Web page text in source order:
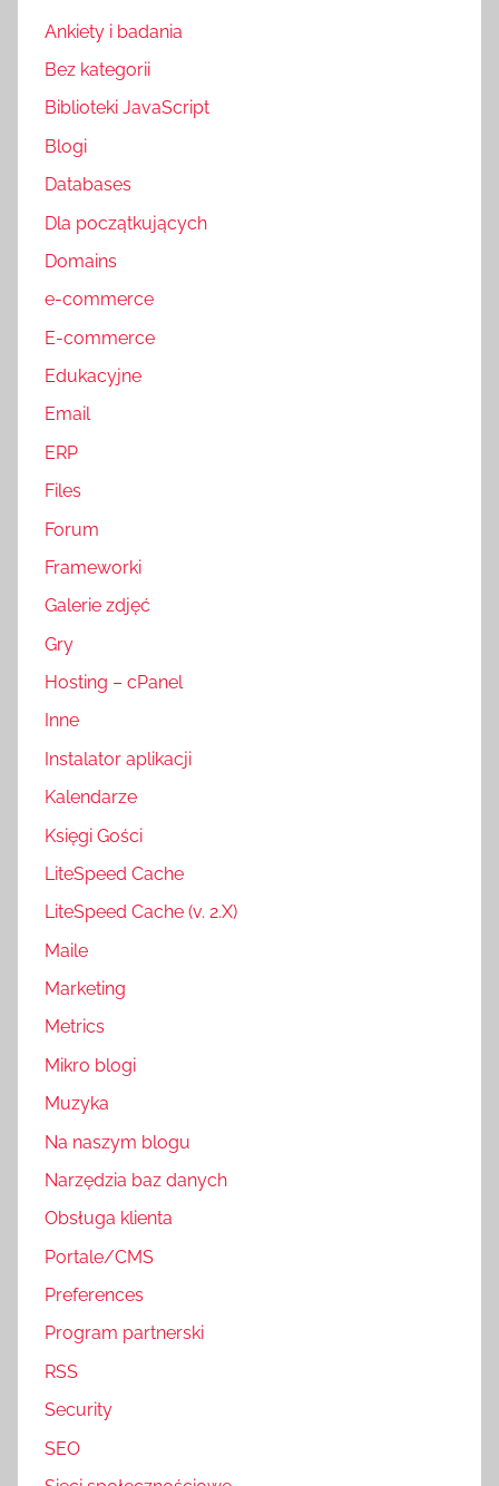
Ankiety i badania
Bez kategorii
Biblioteki JavaScript
Blogi
Databases
Dla początkujących
Domains
e-commerce
E-commerce
Edukacyjne
Email
ERP
Files
Forum
Frameworki
Galerie zdjęć
Gry
Hosting – cPanel
Inne
Instalator aplikacji
Kalendarze
Księgi Gości
LiteSpeed Cache
LiteSpeed Cache (v. 2.X)
Maile
Marketing
Metrics
Mikro blogi
Muzyka
Na naszym blogu
Narzędzia baz danych
Obsługa klienta
Portale/CMS
Preferences
Program partnerski
RSS
Security
SEO